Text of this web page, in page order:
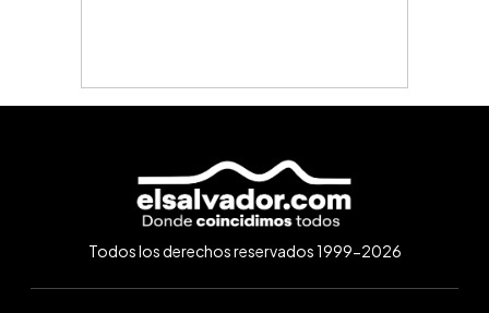
Todos los derechos reservados 1999-2026